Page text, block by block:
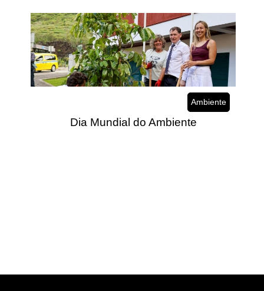
Dia Mundial do Ambiente
Ambiente
Dia Mundial do Ambiente